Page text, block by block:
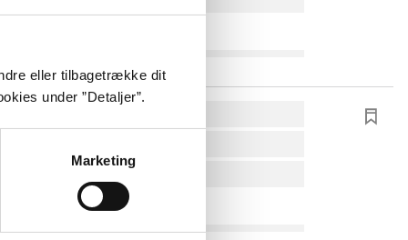
eller tilbagetrække dit
under ”Detaljer”.
Marketing